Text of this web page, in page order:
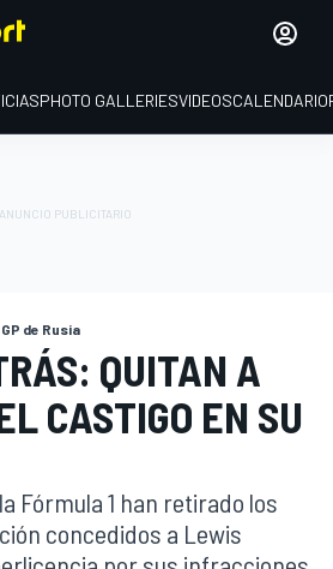
PHOTO GALLERIESVIDEOSCALENDARIO
GP de Rusia
QUITAN A
CASTIGO EN SU
Fórmula 1 han retirado los
concedidos a Lewis